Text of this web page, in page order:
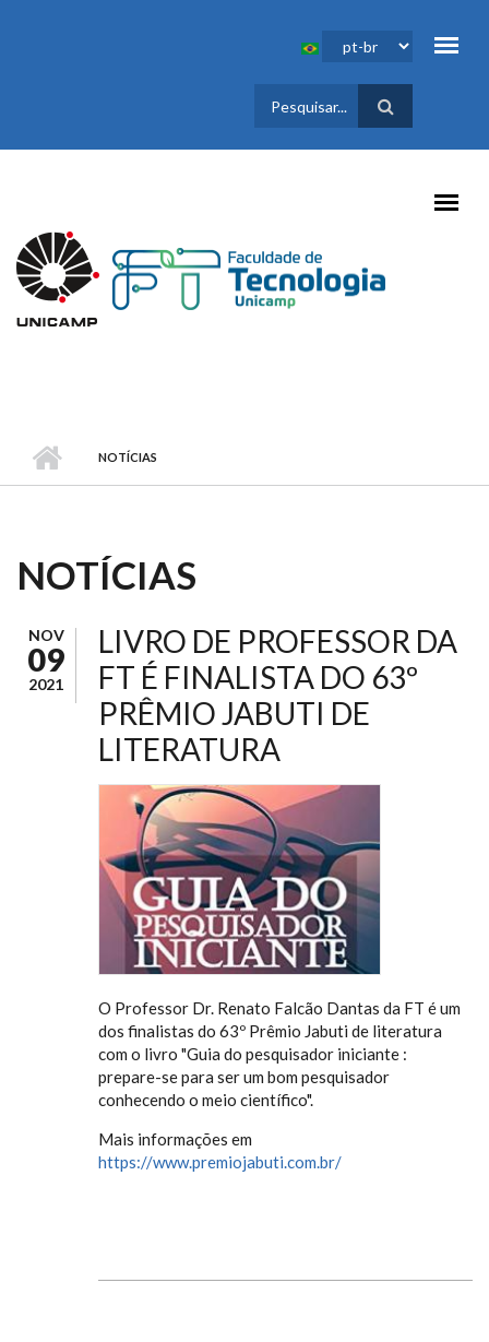
FORMULÁRIO
DE BUSCA
NOTÍCIAS
NOTÍCIAS
NOV
09
2021
LIVRO DE PROFESSOR DA
FT É FINALISTA DO 63º
PRÊMIO JABUTI DE
LITERATURA
O Professor Dr. Renato Falcão Dantas da FT é um
dos finalistas do 63º Prêmio Jabuti de literatura
com o livro "Guia do pesquisador iniciante :
prepare-se para ser um bom pesquisador
conhecendo o meio científico".
Mais informações em
https://www.premiojabuti.com.br/